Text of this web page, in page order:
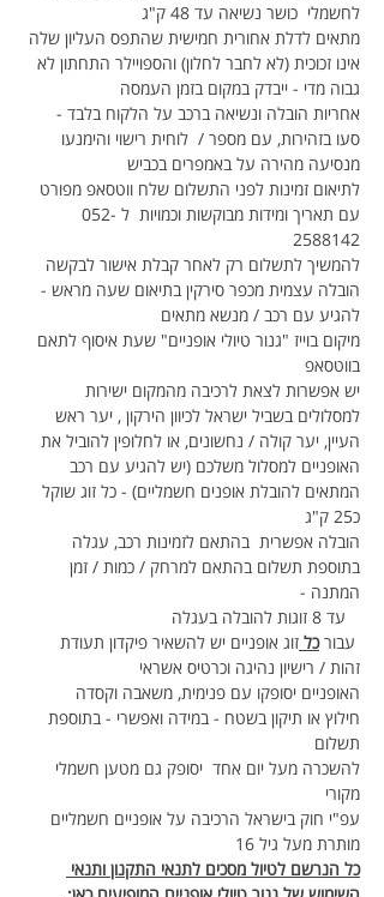
לחשמלי  כושר נשיאה עד 48 ק"ג
מתאים לדלת אחורית חמישית שהתפס העליון שלה
אינו זכוכית (לא לחבר לחלון) והספויילר התחתון לא
גבוה מדי - ייבדק במקום בזמן העמסה
אחריות הובלה ונשיאה ברכב על הלקוח בלבד -
סעו בזהירות, עם מספר /  לוחית רישוי והימנעו
מנסיעה מהירה על באמפרים בכביש
לתיאום זמינות לפני התשלום שלח ווטסאפ מפורט
עם תאריך ומידות מבוקשות וכמויות  ל 052-
2588142
להמשיך לתשלום רק לאחר קבלת אישור לבקשה
הובלה עצמית מכפר סירקין בתיאום שעה מראש -
להגיע עם רכב / מנשא מתאים
מיקום בוייז "גנור טיולי אופניים" שעת איסוף לתאם
בווטסאפ
יש אפשרות לצאת לרכיבה מהמקום ישירות
למסלולים בשביל ישראל לכיוון הירקון , יער ראש
העיין, יער קולה / נחשונים, או לחלופין להוביל את
האופניים למסלול משלכם (יש להגיע עם רכב
המתאים להובלת אופנים חשמליים) - כל זוג שוקל
כ25 ק"ג
הובלה אפשרית  בהתאם לזמינות רכב, עגלה
בתוספת תשלום בהתאם למרחק / כמות / זמן
המתנה -
עד 8 זוגות להובלה בעגלה
עבור כל זוג אופניים יש להשאיר פיקדון תעודת
זהות / רישיון נהיגה וכרטיס אשראי
האופניים יסופקו עם פנימית, משאבה וקסדה
חילוץ או תיקון בשטח - במידה ואפשרי - בתוספת
תשלום
להשכרה מעל יום אחד  יסופק גם מטען חשמלי
מקורי
עפ"י חוק בישראל הרכיבה על אופניים חשמליים
מותרת מעל גיל 16
כל הנרשם לטיול מסכים לתנאי התקנון ותנאי